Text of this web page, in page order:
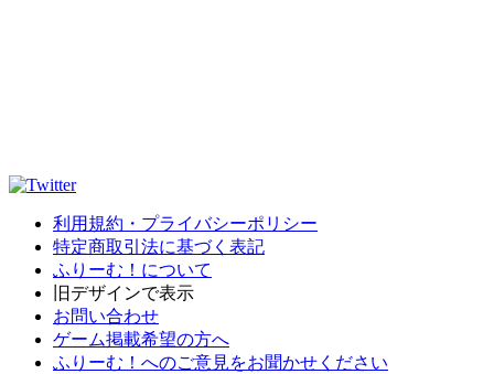
利用規約・プライバシーポリシー
特定商取引法に基づく表記
ふりーむ！について
旧デザインで表示
お問い合わせ
ゲーム掲載希望の方へ
ふりーむ！へのご意見をお聞かせください